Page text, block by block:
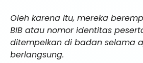
Oleh karena itu, mereka
BIB atau nomor identitas
ditempelkan di badan selama
berlangsung.